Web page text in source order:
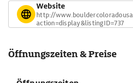
Website
http://
action=display&listingID=737
Öffnungszeiten & Preise